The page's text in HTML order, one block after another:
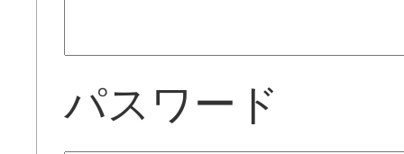
パスワード